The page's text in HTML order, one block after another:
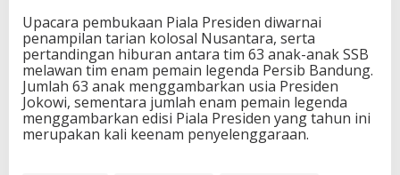
Upacara pembukaan Piala Presiden diwarnai
penampilan tarian kolosal Nusantara, serta
pertandingan hiburan antara tim 63 anak-anak SSB
melawan tim enam pemain legenda Persib Bandung.
Jumlah 63 anak menggambarkan usia Presiden
Jokowi, sementara jumlah enam pemain legenda
menggambarkan edisi Piala Presiden yang tahun ini
merupakan kali keenam penyelenggaraan.